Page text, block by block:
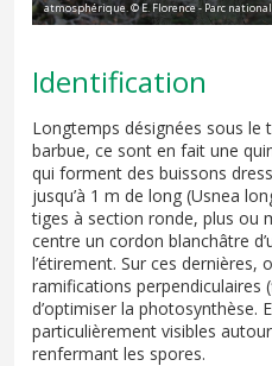
atmosphérique. © E. Florence - Parc
Identification
Longtemps désignées sous le
barbue, ce sont en fait une
qui forment des buissons
jusqu’à 1 m de long (Usnea
tiges à section ronde, plus ou
centre un cordon blanchâtre
l’étirement. Sur ces
ramifications perpendiculaires
d’optimiser la photosynthèse.
particulièrement visibles
renfermant les spores.